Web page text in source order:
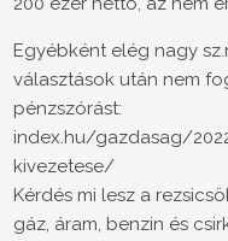
Egyébként elég nagy
választások után nem
pénzszórást:
index.hu/gazdasag/
kivezetese/
Kérdés mi lesz a
gáz, áram, benzin és